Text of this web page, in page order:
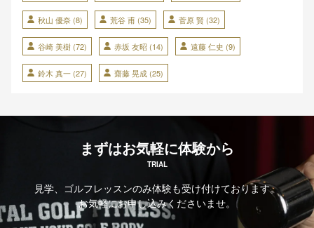
秋山 優奈 (8) 荒谷 甫 (35) 菅原 賢 (32)
谷崎 美樹 (72) 赤坂 友昭 (14) 遠藤 仁史 (9)
鈴木 真一 (27) 齋藤 晃成 (25)
まずはお気軽に体験から
TRIAL
見学、ゴルフレッスンのみ体験も受け付けております。
お気軽にお申し込みくださいませ。